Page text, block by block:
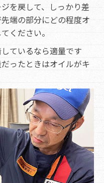
を戻して、しっかり差
端の部分にどの程度オ
ください。
ているなら適量です
ったときはオイルがキ